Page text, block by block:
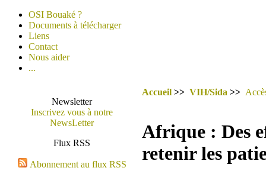
OSI Bouaké ?
Documents à télécharger
Liens
Contact
Nous aider
...
Newsletter
Inscrivez vous à notre
NewsLetter
Flux RSS
Abonnement au flux RSS
Accueil >> VIH/Sida >>
Afrique : Des
retenir les